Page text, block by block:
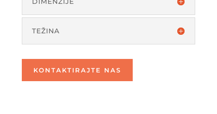
TEŽINA
KONTAKTIRAJTE NAS